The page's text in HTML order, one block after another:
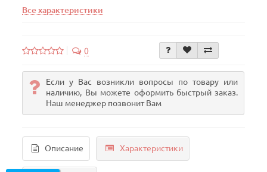
Все характеристики
0
Если у Вас возникли вопросы по товару или
наличию, Вы можете оформить быстрый заказ.
Наш менеджер позвонит Вам
Описание Характеристики